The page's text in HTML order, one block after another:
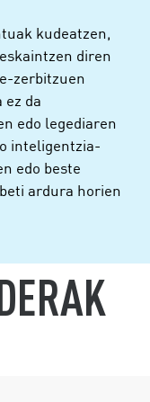
kudeatzen,
diren
zerbitzuen
da
edo legediaren
inteligentzia-
edo beste
ardura horien